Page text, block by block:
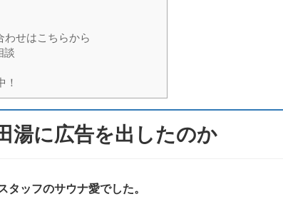
わせはこちらから
談
！
湯に広告を出したのか
タッフのサウナ愛でした。